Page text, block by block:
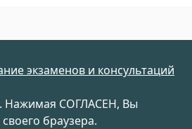
экзаменов и консультаций
Нажимая СОГЛАСЕН, Вы
браузера.